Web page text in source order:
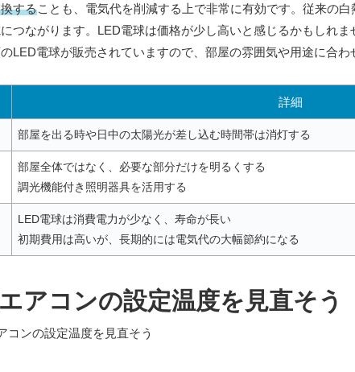
することも、電気代を削減する上で非常に有効です。従来の
つながります。LED電球は価格が少し高いと感じるかもしれ
LED電球が販売されていますので、部屋の雰囲気や用途に合わ
詳細
部屋を出る時や日中の太陽光が差し込む時間帯は消灯する
部屋全体ではなく、必要な部分だけを明るくする
調光機能付き照明器具を活用する
LED電球は消費電力が少なく、寿命が長い
初期費用は高いが、長期的には電気代の大幅節約になる
エアコンの設定温度を見直そう